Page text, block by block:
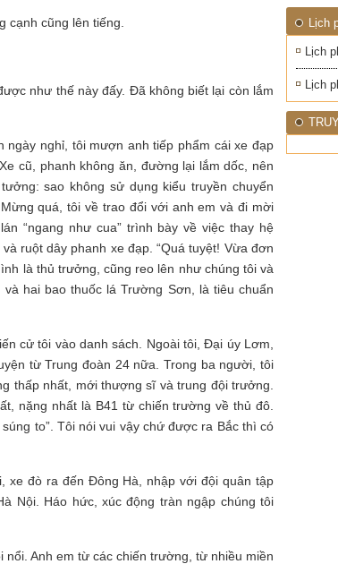
cạnh cũng lên tiếng.
như thế này đấy. Đã không biết lại còn lắm
nghỉ, tôi mượn anh tiếp phẩm cái xe đạp
cũ, phanh không ăn, đường lại lắm dốc, nên
sao không sử dụng kiểu truyền chuyển
quá, tôi về trao đổi với anh em và đi mời
“ngang như cua” trình bày về việc thay hệ
ruột dây phanh xe đạp. “Quá tuyệt! Vừa đơn
là thủ trưởng, cũng reo lên như chúng tôi và
hai bao thuốc lá Trường Sơn, là tiêu chuẩn
cử tôi vào danh sách. Ngoài tôi, Đại úy Lơm,
từ Trung đoàn 24 nữa. Trong ba người, tôi
thấp nhất, mới thượng sĩ và trung đội trưởng.
nặng nhất là B41 từ chiến trường về thủ đô.
to”. Tôi nói vui vậy chứ được ra Bắc thì có
xe đò ra đến Đông Hà, nhập với đội quân tập
Nội. Háo hức, xúc động tràn ngập chúng tôi
Anh em từ các chiến trường, từ nhiều miền
Lịch
Lịch
Lịch